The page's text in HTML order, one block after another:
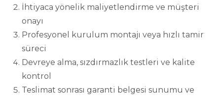
İhtiyaca yönelik maliyetlendirme ve müşteri
onayı
Profesyonel kurulum montajı veya hızlı tamir
süreci
Devreye alma, sızdırmazlık testleri ve kalite
kontrol
Teslimat sonrası garanti belgesi sunumu ve